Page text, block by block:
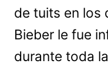
de tuits en los
Bieber le fue
durante toda